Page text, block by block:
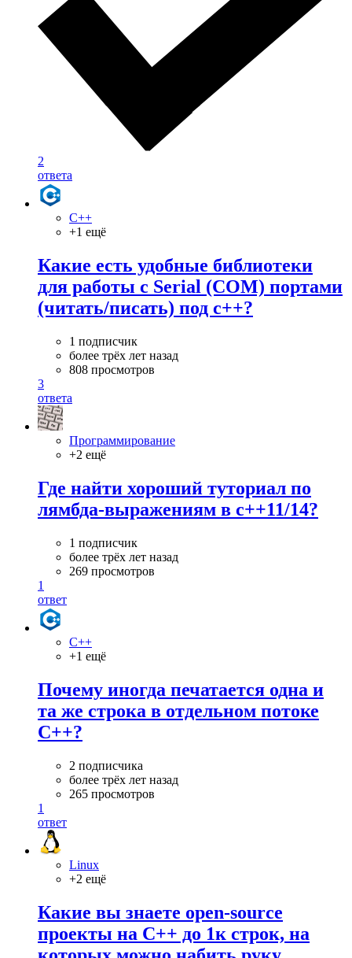
2
ответа
C++
+1 ещё
Какие есть удобные библиотеки
для работы с Serial (COM) портами
(читать/писать) под c++?
1 подписчик
более трёх лет назад
808 просмотров
3
ответа
Программирование
+2 ещё
Где найти хороший туториал по
лямбда-выражениям в c++11/14?
1 подписчик
более трёх лет назад
269 просмотров
1
ответ
C++
+1 ещё
Почему иногда печатается одна и
та же строка в отдельном потоке
C++?
2 подписчика
более трёх лет назад
265 просмотров
1
ответ
Linux
+2 ещё
Какие вы знаете open-source
проекты на C++ до 1к строк, на